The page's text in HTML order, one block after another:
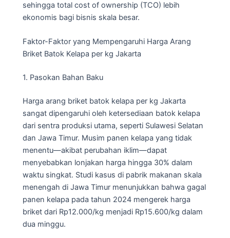
sehingga total cost of ownership (TCO) lebih
ekonomis bagi bisnis skala besar.
Faktor-Faktor yang Mempengaruhi Harga Arang
Briket Batok Kelapa per kg Jakarta
1. Pasokan Bahan Baku
Harga arang briket batok kelapa per kg Jakarta
sangat dipengaruhi oleh ketersediaan batok kelapa
dari sentra produksi utama, seperti Sulawesi Selatan
dan Jawa Timur. Musim panen kelapa yang tidak
menentu—akibat perubahan iklim—dapat
menyebabkan lonjakan harga hingga 30% dalam
waktu singkat. Studi kasus di pabrik makanan skala
menengah di Jawa Timur menunjukkan bahwa gagal
panen kelapa pada tahun 2024 mengerek harga
briket dari Rp12.000/kg menjadi Rp15.600/kg dalam
dua minggu.